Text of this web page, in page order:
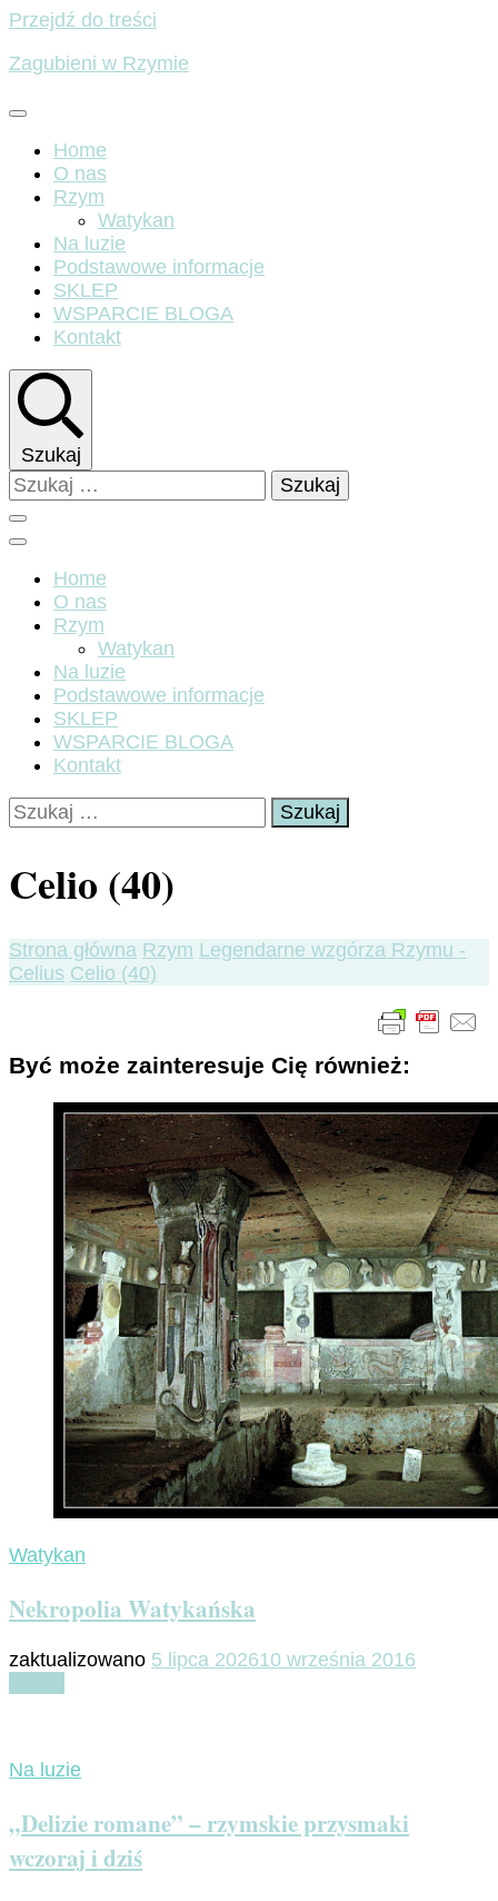
Przejdź do treści
Zagubieni w Rzymie
Home
O nas
Rzym
Watykan
Na luzie
Podstawowe informacje
SKLEP
WSPARCIE BLOGA
Kontakt
Szukaj
Szukaj:
Home
O nas
Rzym
Watykan
Na luzie
Podstawowe informacje
SKLEP
WSPARCIE BLOGA
Kontakt
Szukaj:
Celio (40)
Strona główna Rzym Legendarne wzgórza Rzymu -
Celius Celio (40)
Być może zainteresuje Cię również:
Watykan
Nekropolia Watykańska
zaktualizowano 5 lipca 202610 września 2016
Na luzie
„Delizie romane” – rzymskie przysmaki
wczoraj i dziś